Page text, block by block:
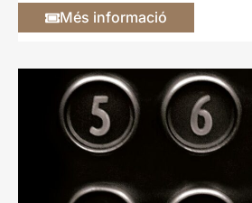
Més informació